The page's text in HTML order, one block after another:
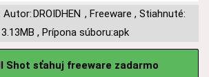
Autor:DROIDHEN , Freeware , Stiahnuté:
, Prípona súboru:apk
Shot sťahuj freeware zadarmo